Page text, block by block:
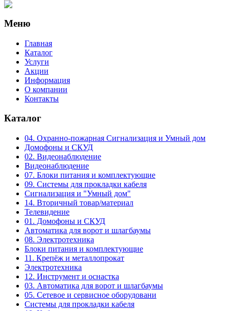
Меню
Главная
Каталог
Услуги
Акции
Информация
О компании
Контакты
Каталог
04. Охранно-пожарная Сигнализация и Умный дом
Домофоны и СКУД
02. Видеонаблюдение
Видеонаблюдение
07. Блоки питания и комплектующие
09. Системы для прокладки кабеля
Сигнализация и "Умный дом"
14. Вторичный товар/материал
Телевидение
01. Домофоны и СКУД
Автоматика для ворот и шлагбаумы
08. Электротехника
Блоки питания и комплектующие
11. Крепёж и металлопрокат
Электротехника
12. Инструмент и оснастка
03. Автоматика для ворот и шлагбаумы
05. Сетевое и сервисное оборудовани
Системы для прокладки кабеля